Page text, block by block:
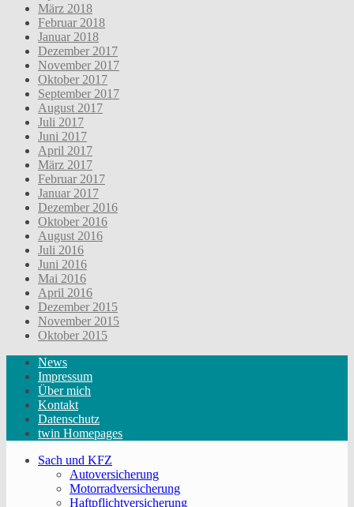
März 2018
Februar 2018
Januar 2018
Dezember 2017
November 2017
Oktober 2017
September 2017
August 2017
Juli 2017
Juni 2017
April 2017
März 2017
Februar 2017
Januar 2017
Dezember 2016
Oktober 2016
August 2016
Juli 2016
Juni 2016
Mai 2016
April 2016
Dezember 2015
November 2015
Oktober 2015
News
Impressum
Über mich
Kontakt
Datenschutz
twin Homepages
Sach und KFZ
Autoversicherung
Motorradversicherung
Haftpflichtversicherung